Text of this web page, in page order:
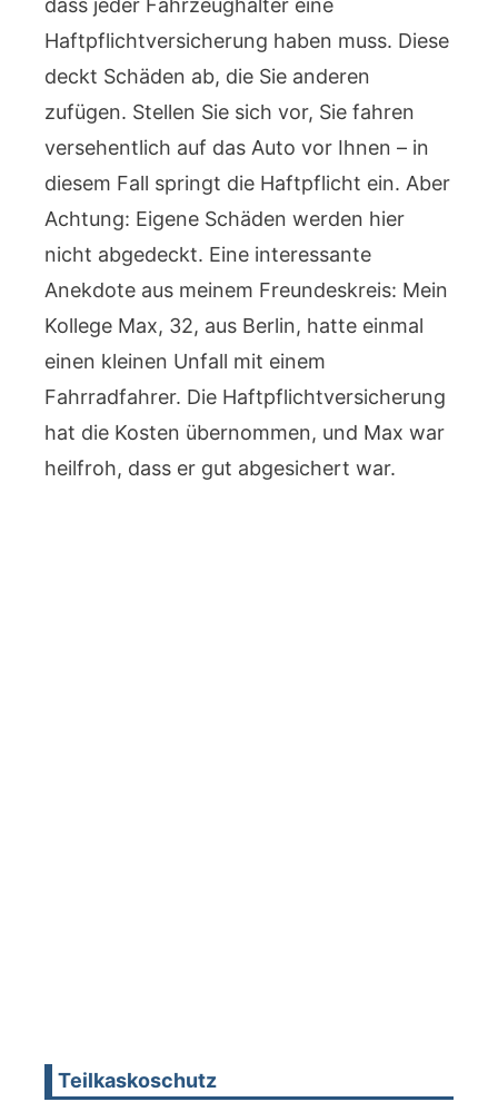
dass jeder Fahrzeughalter eine
Haftpflichtversicherung haben muss. Diese
deckt Schäden ab, die Sie anderen
zufügen. Stellen Sie sich vor, Sie fahren
versehentlich auf das Auto vor Ihnen – in
diesem Fall springt die Haftpflicht ein. Aber
Achtung: Eigene Schäden werden hier
nicht abgedeckt. Eine interessante
Anekdote aus meinem Freundeskreis: Mein
Kollege Max, 32, aus Berlin, hatte einmal
einen kleinen Unfall mit einem
Fahrradfahrer. Die Haftpflichtversicherung
hat die Kosten übernommen, und Max war
heilfroh, dass er gut abgesichert war.
Teilkaskoschutz